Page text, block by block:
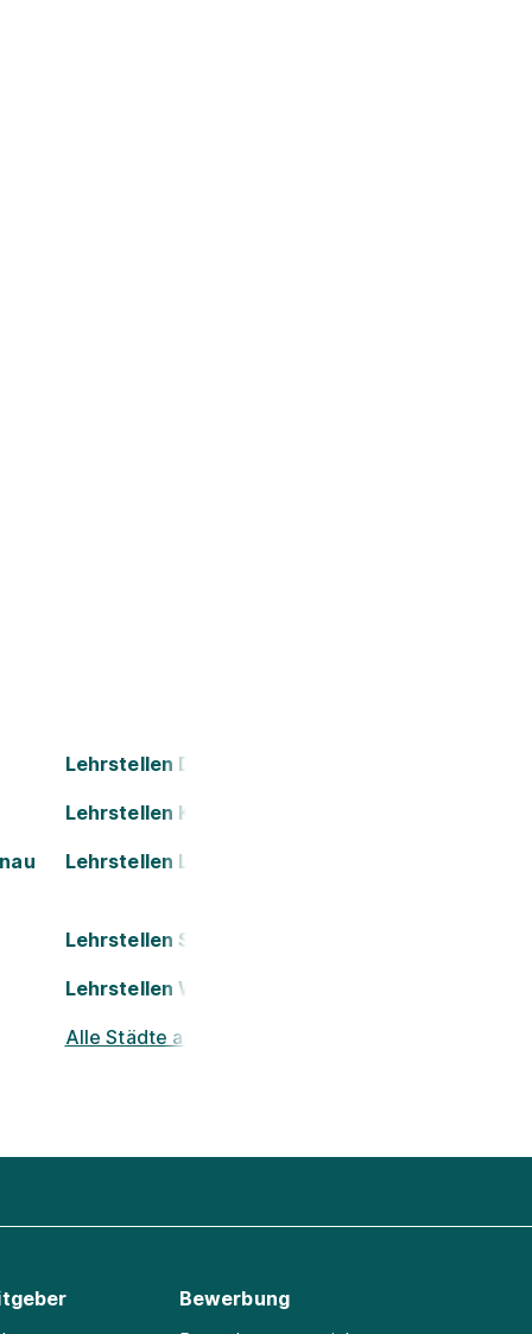
Lehrstellen Dornbirn
Lehrstellen Kapfenberg
Lehrstellen Leoben
Lehrstellen St. Pölten
Lehrstellen Wels
Alle Städte ansehen
Bewerbung